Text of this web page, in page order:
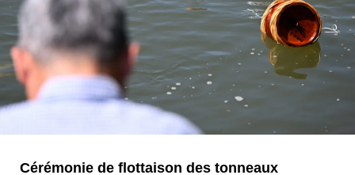
Cérémonie de flottaison des tonneaux